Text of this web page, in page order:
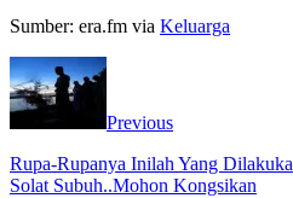
Sumber: era.fm via Keluarga
Previous
Rupa-Rupanya Inilah Yang
Solat Subuh..Mohon Kongsikan